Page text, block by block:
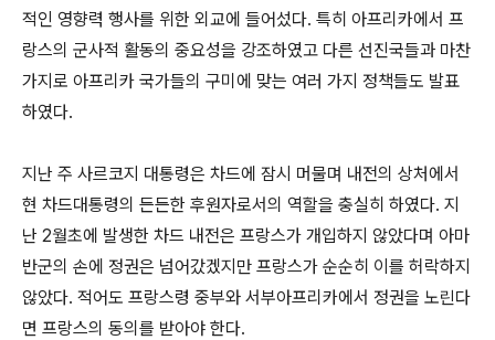
적인 영향력 행사를 위한 외교에 들어섰다. 특히 아프리카에서 프
랑스의 군사적 활동의 중요성을 강조하였고 다른 선진국들과 마찬
가지로 아프리카 국가들의 구미에 맞는 여러 가지 정책들도 발표
하였다.
지난 주 사르코지 대통령은 차드에 잠시 머물며 내전의 상처에서
현 차드대통령의 든든한 후원자로서의 역할을 충실히 하였다. 지
난 2월초에 발생한 차드 내전은 프랑스가 개입하지 않았다며 아마
반군의 손에 정권은 넘어갔겠지만 프랑스가 순순히 이를 허락하지
않았다. 적어도 프랑스령 중부와 서부아프리카에서 정권을 노린다
면 프랑스의 동의를 받아야 한다.